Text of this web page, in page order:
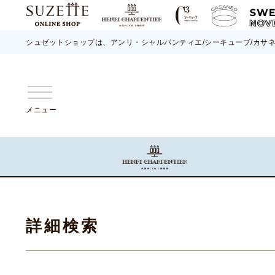
シュゼットショップは、アンリ・シャルパンティエ/シーキューブ/カサ
メニュー
詳細検索